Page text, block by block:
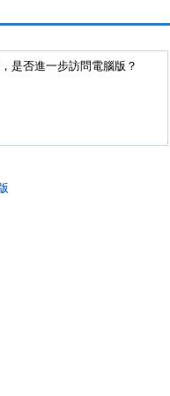
是否進一步訪問電腦版？